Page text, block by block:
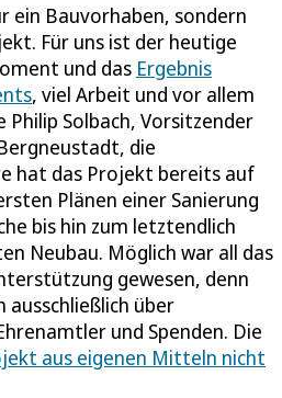
ein Bauvorhaben, sondern
Für uns ist der heutige
und das Ergebnis
, viel Arbeit und vor allem
Solbach, Vorsitzender
die
hat das Projekt bereits auf
Plänen einer Sanierung
bis hin zum letztendlich
Neubau. Möglich war all das
gewesen, denn
ausschließlich über
und Spenden. Die
aus eigenen Mitteln nicht